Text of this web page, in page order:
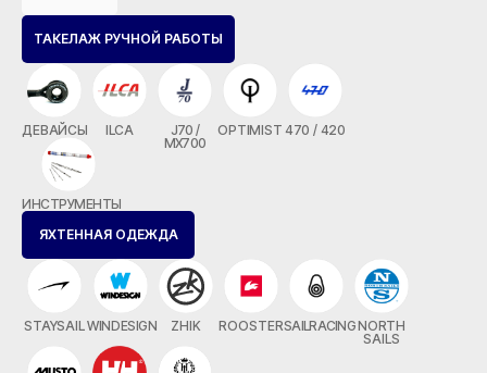
ТАКЕЛАЖ РУЧНОЙ РАБОТЫ
ДЕВАЙСЫ ILCA
J70 /
MX700
OPTIMIST 470 / 420
ИНСТРУМЕНТЫ
ЯХТЕННАЯ ОДЕЖДА
STAYSAILWINDESIGN ZHIK ROOSTERSAILRACINGNORTH
SAILS